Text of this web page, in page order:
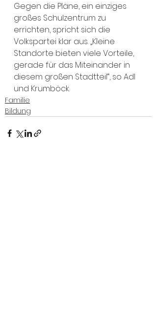
Gegen die Pläne, ein einziges
großes Schulzentrum zu
errichten, spricht sich die
Volkspartei klar aus. „Kleine
Standorte bieten viele Vorteile,
gerade für das Miteinander in
diesem großen Stadtteil“, so Adl
und Krumböck.
Familie
Bildung